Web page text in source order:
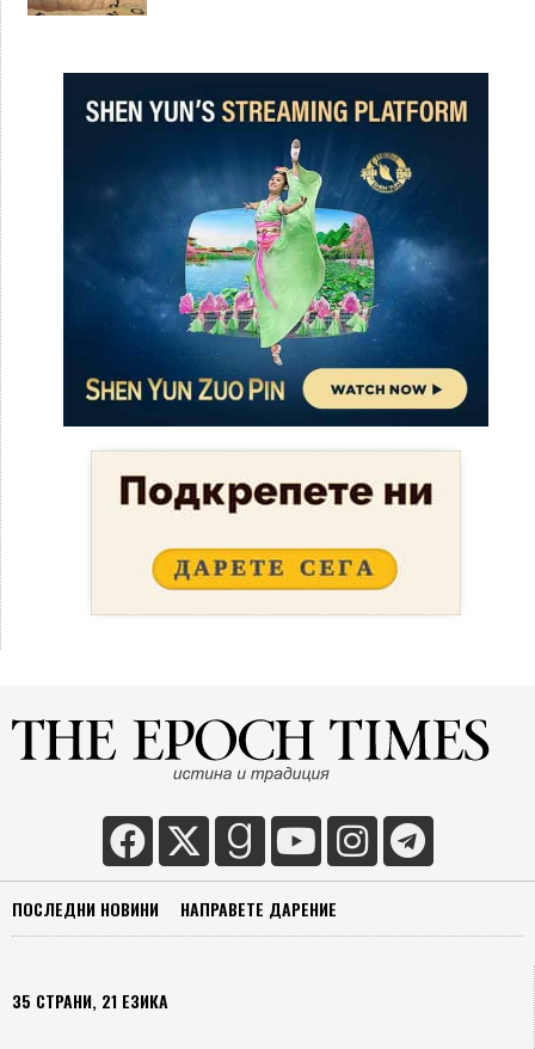
ПОСЛЕДНИ НОВИНИ НАПРАВЕТЕ ДАРЕНИЕ
35 СТРАНИ, 21 ЕЗИКА